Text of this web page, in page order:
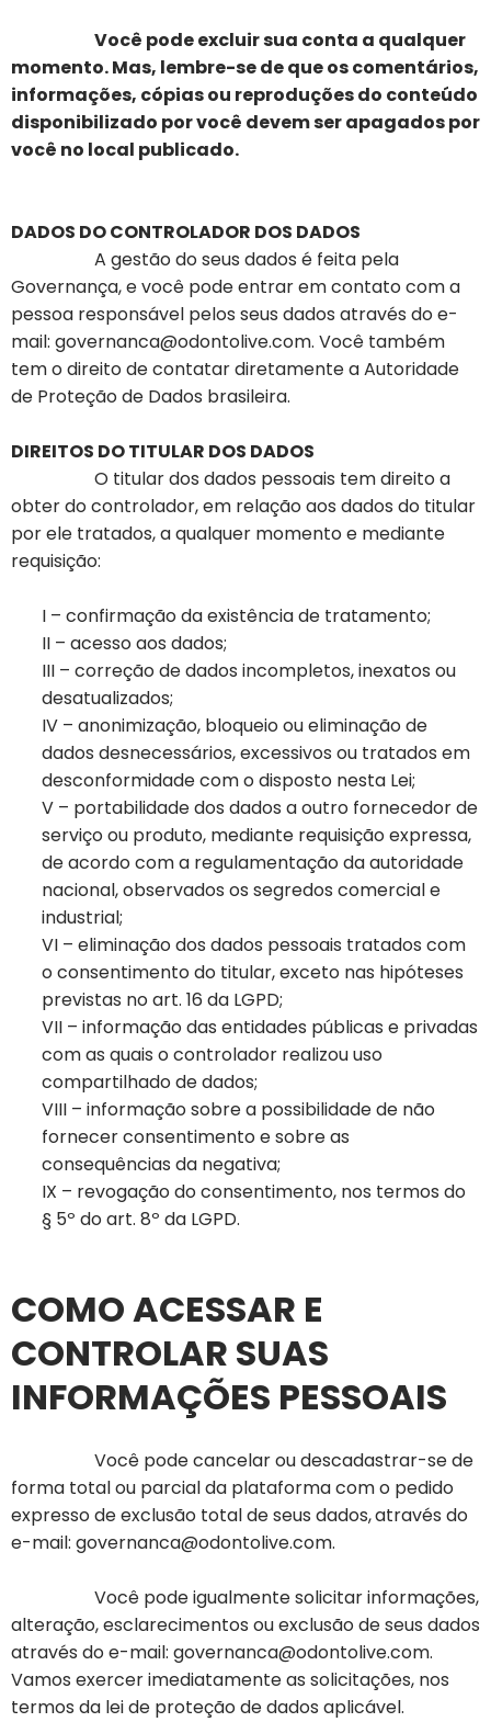
Você pode excluir sua conta a qualquer
momento. Mas, lembre-se de que os comentários,
informações, cópias ou reproduções do conteúdo
disponibilizado por você devem ser apagados por
você no local publicado.
DADOS DO CONTROLADOR DOS DADOS
A gestão do seus dados é feita pela
Governança, e você pode entrar em contato com a
pessoa responsável pelos seus dados através do e-
mail: governanca@odontolive.com. Você também
tem o direito de contatar diretamente a Autoridade
de Proteção de Dados brasileira.
DIREITOS DO TITULAR DOS DADOS
O titular dos dados pessoais tem direito a
obter do controlador, em relação aos dados do titular
por ele tratados, a qualquer momento e mediante
requisição:
I – confirmação da existência de tratamento;
II – acesso aos dados;
III – correção de dados incompletos, inexatos ou
desatualizados;
IV – anonimização, bloqueio ou eliminação de
dados desnecessários, excessivos ou tratados em
desconformidade com o disposto nesta Lei;
V – portabilidade dos dados a outro fornecedor de
serviço ou produto, mediante requisição expressa,
de acordo com a regulamentação da autoridade
nacional, observados os segredos comercial e
industrial;
VI – eliminação dos dados pessoais tratados com
o consentimento do titular, exceto nas hipóteses
previstas no art. 16 da LGPD;
VII – informação das entidades públicas e privadas
com as quais o controlador realizou uso
compartilhado de dados;
VIII – informação sobre a possibilidade de não
fornecer consentimento e sobre as
consequências da negativa;
IX – revogação do consentimento, nos termos do
§ 5º do art. 8º da LGPD.
COMO ACESSAR E
CONTROLAR SUAS
INFORMAÇÕES PESSOAIS
Você pode cancelar ou descadastrar-se de
forma total ou parcial da plataforma com o pedido
expresso de exclusão total de seus dados,através do
e-mail: governanca@odontolive.com.
Você pode igualmente solicitar informações,
alteração, esclarecimentos ou exclusão de seus dados
através do e-mail: governanca@odontolive.com.
Vamos exercer imediatamente as solicitações, nos
termos da lei de proteção de dados aplicável.